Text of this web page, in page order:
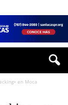
en Moca